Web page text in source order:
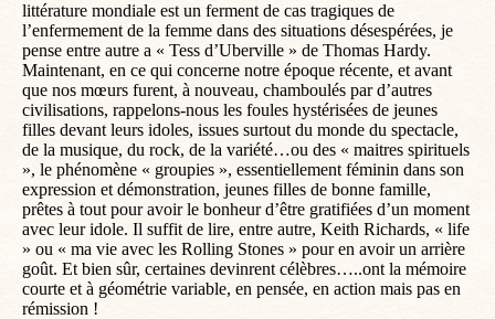
littérature mondiale est un ferment de cas tragiques de
l’enfermement de la femme dans des situations désespérées, je
pense entre autre a « Tess d’Uberville » de Thomas Hardy.
Maintenant, en ce qui concerne notre époque récente, et avant
que nos mœurs furent, à nouveau, chamboulés par d’autres
civilisations, rappelons-nous les foules hystérisées de jeunes
filles devant leurs idoles, issues surtout du monde du spectacle,
de la musique, du rock, de la variété…ou des « maitres spirituels
», le phénomène « groupies », essentiellement féminin dans son
expression et démonstration, jeunes filles de bonne famille,
prêtes à tout pour avoir le bonheur d’être gratifiées d’un moment
avec leur idole. Il suffit de lire, entre autre, Keith Richards, « life
» ou « ma vie avec les Rolling Stones » pour en avoir un arrière
goût. Et bien sûr, certaines devinrent célèbres…..ont la mémoire
courte et à géométrie variable, en pensée, en action mais pas en
rémission !